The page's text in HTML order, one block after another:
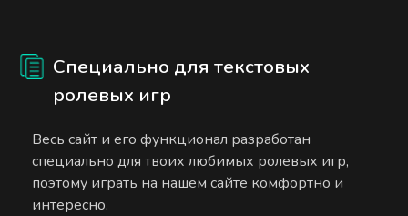
Специально для текстовых
ролевых игр
Весь сайт и его функционал разработан
специально для твоих любимых ролевых игр,
поэтому играть на нашем сайте комфортно и
интересно.